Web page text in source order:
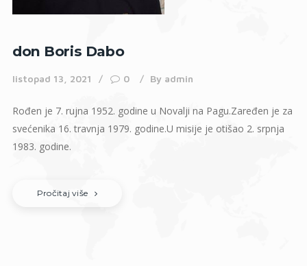
don Boris Dabo
listopad 13, 2021 0 By admin
Rođen je 7. rujna 1952. godine u Novalji na Pagu.Zaređen je za
svećenika 16. travnja 1979. godine.U misije je otišao 2. srpnja
1983. godine.
Pročitaj više